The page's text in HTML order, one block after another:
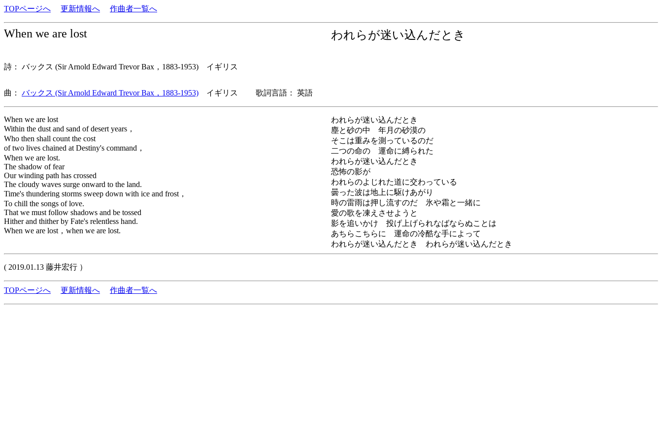
TOPページへ 更新情報へ 作曲者一覧へ
When we are lost われらが迷い込んだとき
詩： バックス (Sir Arnold Edward Trevor Bax，1883-1953) イギリス
曲： バックス (Sir Arnold Edward Trevor Bax，1883-1953) イギリス 歌詞言語： 英語
When we are lost
Within the dust and sand of desert years，
Who then shall count the cost
of two lives chained at Destiny's command，
When we are lost.
The shadow of fear
Our winding path has crossed
The cloudy waves surge onward to the land.
Time's thundering storms sweep down with ice and frost，
To chill the songs of love.
That we must follow shadows and be tossed
Hither and thither by Fate's relentless hand.
When we are lost，when we are lost.
われらが迷い込んだとき
塵と砂の中 年月の砂漠の
そこは重みを測っているのだ
二つの命の 運命に縛られた
われらが迷い込んだとき
恐怖の影が
われらのよじれた道に交わっている
曇った波は地上に駆けあがり
時の雷雨は押し流すのだ 氷や霜と一緒に
愛の歌を凍えさせようと
影を追いかけ 投げ上げられなばならぬことは
あちらこちらに 運命の冷酷な手によって
われらが迷い込んだとき われらが迷い込んだとき
( 2019.01.13 藤井宏行 ）
TOPページへ 更新情報へ 作曲者一覧へ